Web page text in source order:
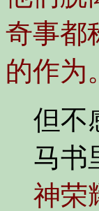
奇事都
的作为
但不
马书
神荣